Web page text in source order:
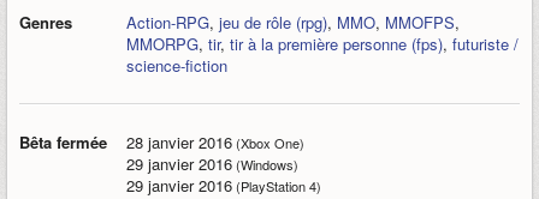
Genres
Action-RPG, jeu de rôle (rpg), MMO, MMOFPS,
MMORPG, tir, tir à la première personne (fps), futuriste /
science-fiction
Bêta fermée 28 janvier 2016(Xbox One)
29 janvier 2016(Windows)
29 janvier 2016(PlayStation 4)